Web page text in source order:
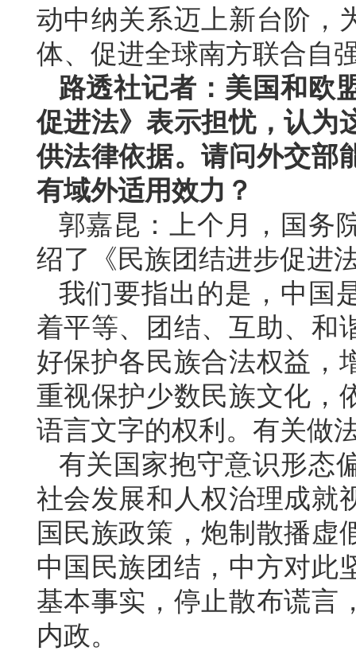
动中纳关系迈上新台阶，
体、促进全球南方联合自
路透社记者：美国和欧
促进法》表示担忧，认为
供法律依据。请问外交部
有域外适用效力？
郭嘉昆：上个月，国务
绍了《民族团结进步促进
我们要指出的是，中国
着平等、团结、互助、和
好保护各民族合法权益，
重视保护少数民族文化，
语言文字的权利。有关做
有关国家抱守意识形态
社会发展和人权治理成就
国民族政策，炮制散播虚
中国民族团结，中方对此
基本事实，停止散布谎言
内政。